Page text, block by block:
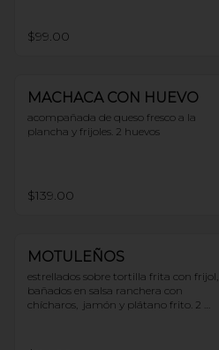
$99.00
MACHACA CON HUEVO
acompañada de queso fresco a la
plancha y frijoles. 2 huevos
$139.00
MOTULEÑOS
estrellados sobre tortilla frita con frijol,
bañados en salsa ranchera con
chícharos,  jamón y plátano frito. 2